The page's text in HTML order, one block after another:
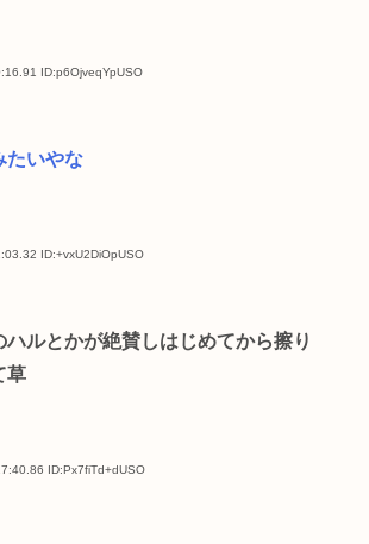
ID:p6OjveqYpUSO
たいやな
ID:+vxU2DiOpUSO
ハルとかが絶賛しはじめてから擦り
草
ID:Px7fiTd+dUSO